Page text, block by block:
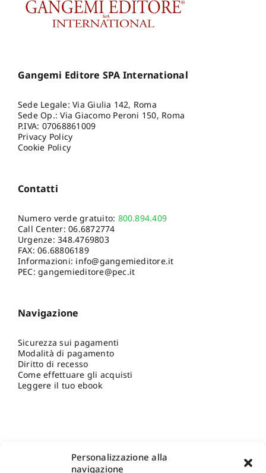
Personalizzazione alla
navigazione
Gangemi Editore SPA International
Sede Legale: Via Giulia 142, Roma
Sede Op.: Via Giacomo Peroni 150, Roma
P.IVA: 07068861009
Privacy Policy
Cookie Policy
Contatti
Numero verde gratuito: 800.894.409
Call Center:06.6872774
Urgenze:348.4769803
FAX: 06.68806189
Informazioni: info@gangemieditore.it
PEC: gangemieditore@pec.it
Navigazione
Sicurezza sui pagamenti
Modalità di pagamento
Diritto di recesso
Come effettuare gli acquisti
Leggere il tuo ebook